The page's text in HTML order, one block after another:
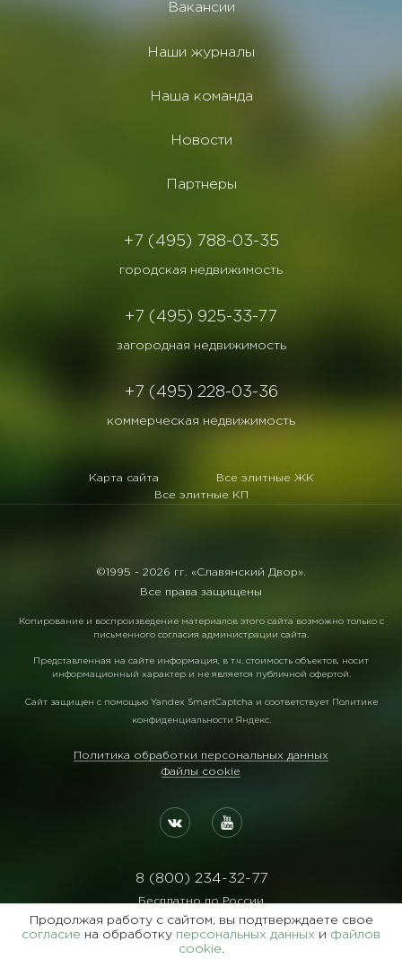
Вакансии
Наши журналы
Наша команда
Новости
Партнеры
+7 (495) 788-03-35
городская недвижимость
+7 (495) 925-33-77
загородная недвижимость
+7 (495) 228-03-36
коммерческая недвижимость
Карта сайта
Все элитные ЖК
Все элитные КП
©1995 - 2026 гг. «Славянский Двор».
Все права защищены
Копирование и воспроизведение материалов этого сайта возможно только с
письменного согласия администрации сайта.
Представленная на сайте информация, в т.ч. стоимость объектов, носит
информационный характер и не является публичной офертой.
Сайт защищен с помощью Yandex SmartCaptcha и соответствует Политике
конфиденциальности Яндекс.
Политика обработки персональных данных
Файлы cookie
8 (800) 234-32-77
Бесплатно по России
Реквизиты:
ООО Агентство "Славянский Двор"
Продолжая работу с сайтом, вы подтверждаете свое
согласие на обработку персональных данных и файлов
cookie.